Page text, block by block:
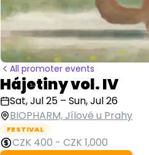
All promoter events
Hájetiny vol. IV
Sat, Jul 25 – Sun, Jul 26
BIOPHARM, Jílové u Prahy
FESTIVAL
CZK 400 - CZK 1,000